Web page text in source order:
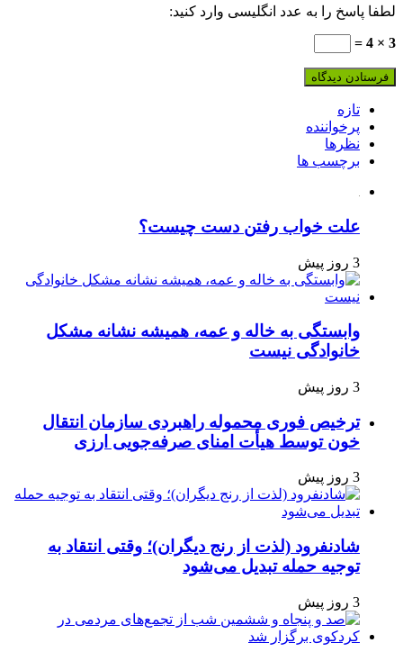
لطفا پاسخ را به عدد انگلیسی وارد کنید:
3 × 4 =
تازه
پرخواننده
نظرها
برچسب ها
علت خواب رفتن دست چیست؟
3 روز پیش
وابستگی به خاله و عمه، همیشه نشانه مشکل
خانوادگی نیست
3 روز پیش
ترخیص فوری محموله راهبردی سازمان انتقال
خون توسط هیأت امنای صرفه‌جویی ارزی
3 روز پیش
شادنفرود (لذت از رنج دیگران)؛ وقتی انتقاد به
توجیه حمله تبدیل می‌شود
3 روز پیش